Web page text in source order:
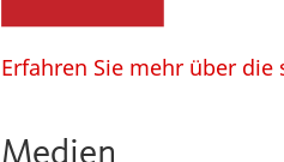
Erfahren Sie mehr über